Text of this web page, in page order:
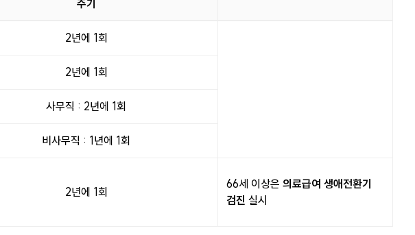
주기
2년에 1회
2년에 1회
사무직 : 2년에 1회
비사무직 : 1년에 1회
2년에 1회
66세 이상은 의료급여 생애전환기
검진 실시